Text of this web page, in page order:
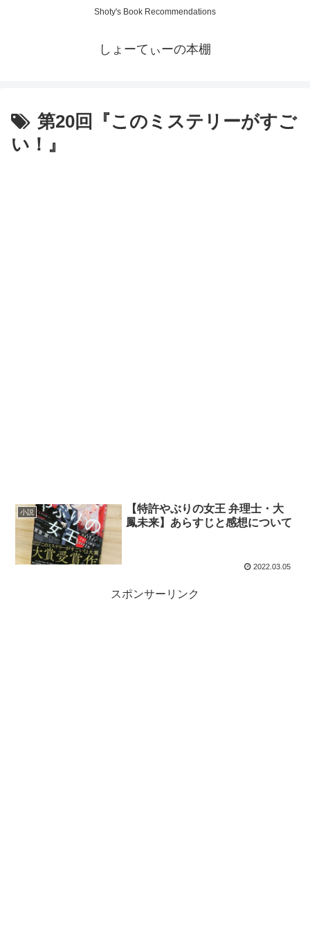
Shoty's Book Recommendations
しょーてぃーの本棚
第20回『このミステリーがすご
い！』
小説
【特許やぶりの女王 弁理士・大
鳳未来】あらすじと感想について
2022.03.05
スポンサーリンク